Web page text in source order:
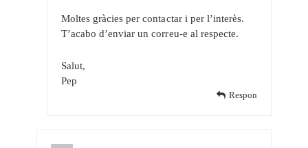
Moltes gràcies per contactar i per l’interès.
T’acabo d’enviar un correu-e al respecte.
Salut,
Pep
Respon